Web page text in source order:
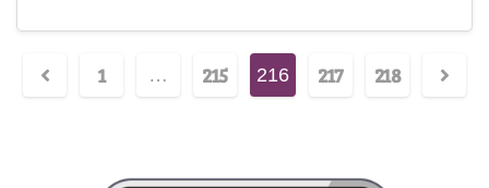
1 … 215 216 217 218